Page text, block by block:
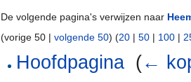
De volgende pagina's verwijzen naar
(vorige 50 | volgende 50) (20 | 50 | 100 |
Hoofdpagina (←